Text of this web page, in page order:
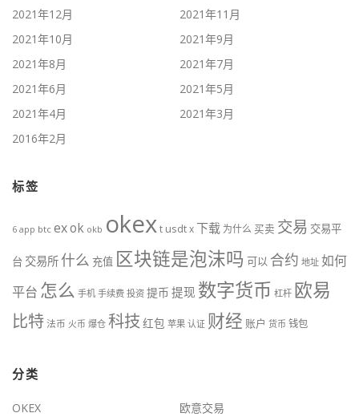
2021年12月
2021年11月
2021年10月
2021年9月
2021年8月
2021年7月
2021年6月
2021年5月
2021年4月
2021年3月
2016年2月
标签
6 app btc exok okb okext usdtx下载 为什么 买卖 交易 交易平
台 交易所 什么 充值 区块链是泡沫吗 可以 合约 地址 如何
平台 怎么 手机 手续费 投资 提币 提现 数字货币 杠杆 欧易
比特法币 火币 爆仓 科技 红包 苹果 认证 财经 账户 货币 钱包
分类
OKEX 欧意交易